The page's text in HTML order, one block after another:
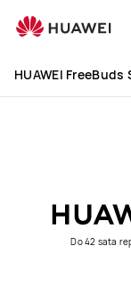
FreeBuds
HUAWEI FreeBuds
Do 42 sata